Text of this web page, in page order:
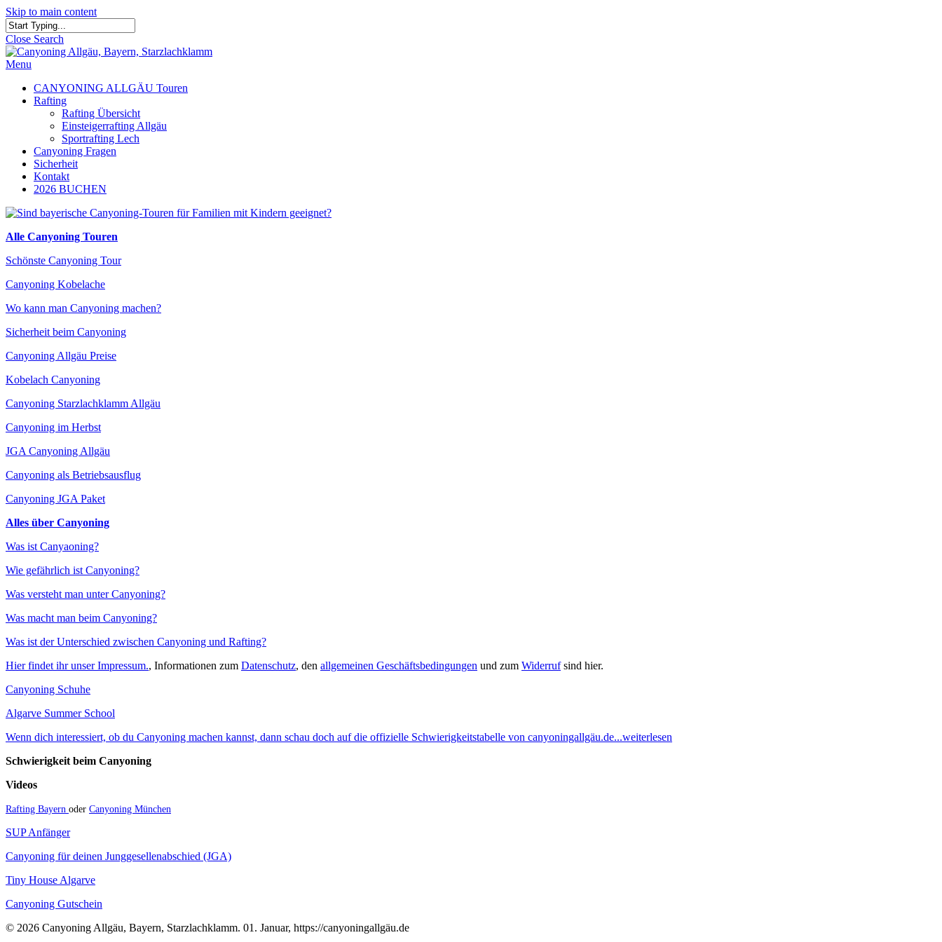
Skip to main content
Close Search
Menu
CANYONING ALLGÄU Touren
Rafting
Rafting Übersicht
Einsteigerrafting Allgäu
Sportrafting Lech
Canyoning Fragen
Sicherheit
Kontakt
2026 BUCHEN
Alle Canyoning Touren
Schönste Canyoning Tour
Canyoning Kobelache
Wo kann man Canyoning machen?
Sicherheit beim Canyoning
Canyoning Allgäu Preise
Kobelach Canyoning
Canyoning Starzlachklamm Allgäu
Canyoning im Herbst
JGA Canyoning Allgäu
Canyoning als Betriebsausflug
Canyoning JGA Paket
Alles über Canyoning
Was ist Canyaoning?
Wie gefährlich ist Canyoning?
Was versteht man unter Canyoning?
Was macht man beim Canyoning?
Was ist der Unterschied zwischen Canyoning und Rafting?
Hier findet ihr unser Impressum., Informationen zum Datenschutz, den allgemeinen Geschäftsbedingungen und zum Widerrufsind hier.
Canyoning Schuhe
Algarve Summer School
Wenn dich interessiert, ob du Canyoning machen kannst, dann schau doch auf die offizielle Schwierigkeitstabelle von canyoningallgäu.de...weiterlesen
Schwierigkeit beim Canyoning
Videos
Rafting Bayern oder Canyoning München
SUP Anfänger
Canyoning für deinen Junggesellenabschied (JGA)
Tiny House Algarve
Canyoning Gutschein
© 2026 Canyoning Allgäu, Bayern, Starzlachklamm. 01. Januar, https://canyoningallgäu.de